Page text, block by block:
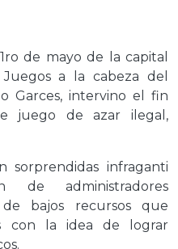
de mayo de la capital
a la cabeza del
Garces, intervino el fin
juego de azar ilegal,
sorprendidas infraganti
de administradores
bajos recursos que
con la idea de lograr